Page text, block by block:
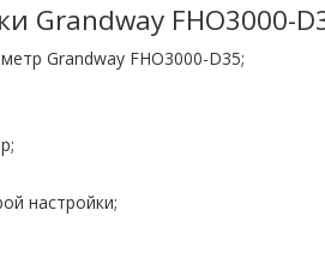
Grandway FHO3000-
Grandway FHO3000-D35;
настройки;